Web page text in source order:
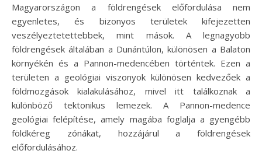
Magyarországon a földrengések előfordulása nem
egyenletes, és bizonyos területek kifejezetten
veszélyeztetettebbek, mint mások. A legnagyobb
földrengések általában a Dunántúlon, különösen a Balaton
környékén és a Pannon-medencében történtek. Ezen a
területen a geológiai viszonyok különösen kedvezőek a
földmozgások kialakulásához, mivel itt találkoznak a
különböző tektonikus lemezek. A Pannon-medence
geológiai felépítése, amely magába foglalja a gyengébb
földkéreg zónákat, hozzájárul a földrengések
előfordulásához.